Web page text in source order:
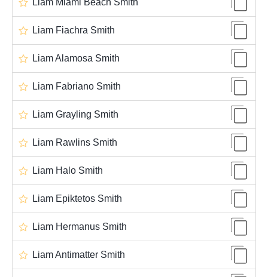
Liam Miami Beach Smith
Liam Fiachra Smith
Liam Alamosa Smith
Liam Fabriano Smith
Liam Grayling Smith
Liam Rawlins Smith
Liam Halo Smith
Liam Epiktetos Smith
Liam Hermanus Smith
Liam Antimatter Smith